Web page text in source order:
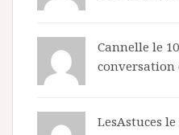
Cannelle le
conversation
LesAstuces le